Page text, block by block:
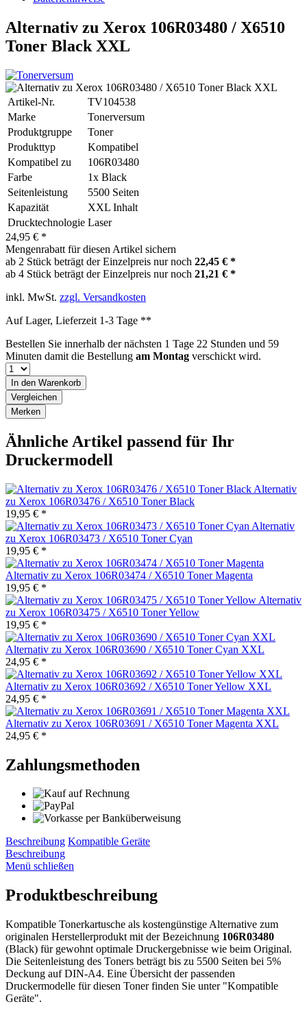
Alternativ zu Xerox 106R03480 / X6510
Toner Black XXL
Artikel-Nr.
TV104538
Marke
Tonerversum
Produktgruppe
Toner
Produkttyp
Kompatibel
Kompatibel zu
106R03480
Farbe
1x Black
Seitenleistung
5500 Seiten
Kapazität
XXL Inhalt
Drucktechnologie Laser
24,95 € *
Mengenrabatt für diesen Artikel sichern
ab 2 Stück beträgt der Einzelpreis nur noch 22,45 € *
ab 4 Stück beträgt der Einzelpreis nur noch 21,21 € *
inkl. MwSt. zzgl. Versandkosten
Auf Lager, Lieferzeit 1-3 Tage **
Bestellen Sie innerhalb der nächsten 1 Tage 22 Stunden und 59
Minuten damit die Bestellung am Montag verschickt wird.
In den Warenkorb
Vergleichen
Merken
Ähnliche Artikel passend für Ihr
Druckermodell
Alternativ
zu Xerox 106R03476 / X6510 Toner Black
19,95 € *
Alternativ
zu Xerox 106R03473 / X6510 Toner Cyan
19,95 € *
Alternativ zu Xerox 106R03474 / X6510 Toner Magenta
19,95 € *
Alternativ
zu Xerox 106R03475 / X6510 Toner Yellow
19,95 € *
Alternativ zu Xerox 106R03690 / X6510 Toner Cyan XXL
24,95 € *
Alternativ zu Xerox 106R03692 / X6510 Toner Yellow XXL
24,95 € *
Alternativ zu Xerox 106R03691 / X6510 Toner Magenta XXL
24,95 € *
Zahlungsmethoden
Beschreibung Kompatible Geräte
Beschreibung
Menü schließen
Produktbeschreibung
Kompatible Tonerkartusche als kostengünstige Alternative zum
originalen Herstellerprodukt mit der Bezeichnung 106R03480
(Black) für gewohnt optimale Druckergebnisse wie beim Original.
Die Seitenleistung des Toners beträgt bis zu 5500 Seiten bei 5%
Deckung auf DIN-A4. Eine Übersicht der passenden
Druckermodelle für diesen Toner finden Sie unter "Kompatible
Geräte".